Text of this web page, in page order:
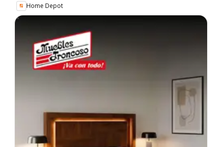
Home Depot